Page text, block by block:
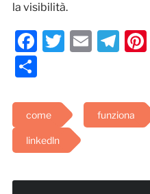
la visibilità.
Facebook
Twitter
Email
Condividi
come funziona
linkedln